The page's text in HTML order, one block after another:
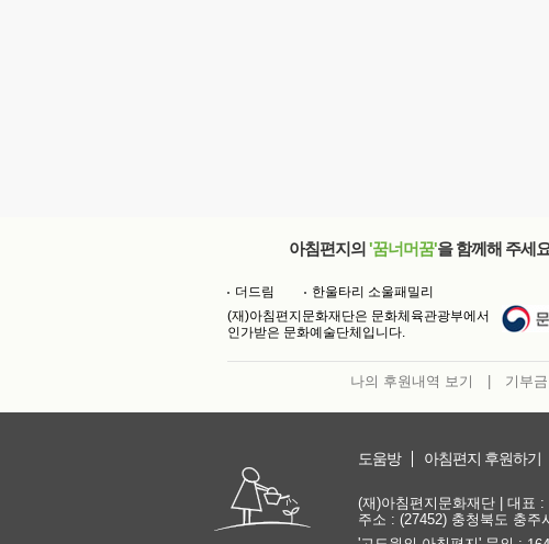
아침편지의 '꿈너머꿈'을 함께해 주세
더드림
한울타리 소울패밀리
(재)아침편지문화재단은 문화체육관광부에서
인가받은 문화예술단체입니다.
나의 후원내역 보기 기부
도움방 아침편지 후원하기
(재)아침편지문화재단 | 대표
주소 : (27452) 충청북도 충주